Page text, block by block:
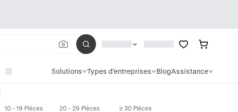
Solutions Types d'entreprises BlogAssistance
10 - 19 Pièces 20 - 29 Pièces ≥ 30 Pièces